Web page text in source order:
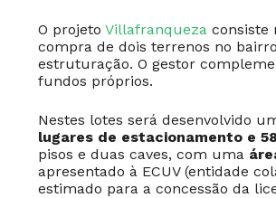
O projeto Villafranqueza consiste
compra de dois terrenos no
estruturação. O gestor
fundos próprios.
Nestes lotes será desenvolvido
lugares de estacionamento e
pisos e duas caves, com uma
apresentado à ECUV (entidade
estimado para a concessão da